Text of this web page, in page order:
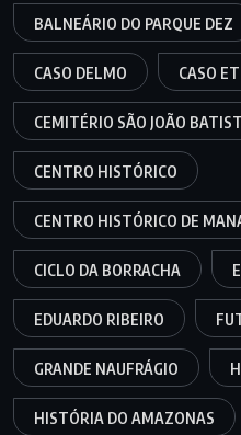
BALNEÁRIO DO PARQUE DEZ
CASO DELMO CASO
CEMITÉRIO SÃO JOÃO
CENTRO HISTÓRICO
CENTRO HISTÓRICO DE
CICLO DA BORRACHA
EDUARDO RIBEIRO
GRANDE NAUFRÁGIO
HISTÓRIA DO AMAZONAS